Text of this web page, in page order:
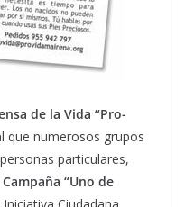
de la Vida “Pro-
que numerosos grupos
particulares,
Campaña “Uno de